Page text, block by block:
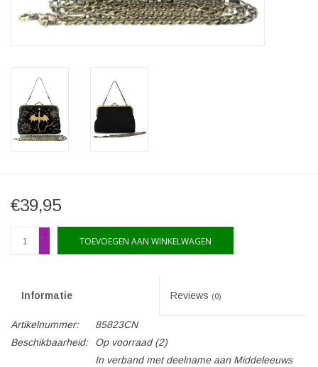
€39,95
+
-
TOEVOEGEN AAN WINKELWAGEN
Informatie Reviews (0)
Artikelnummer:
85823CN
Beschikbaarheid:
Op voorraad(2)
In verband met deelname aan Middeleeuws